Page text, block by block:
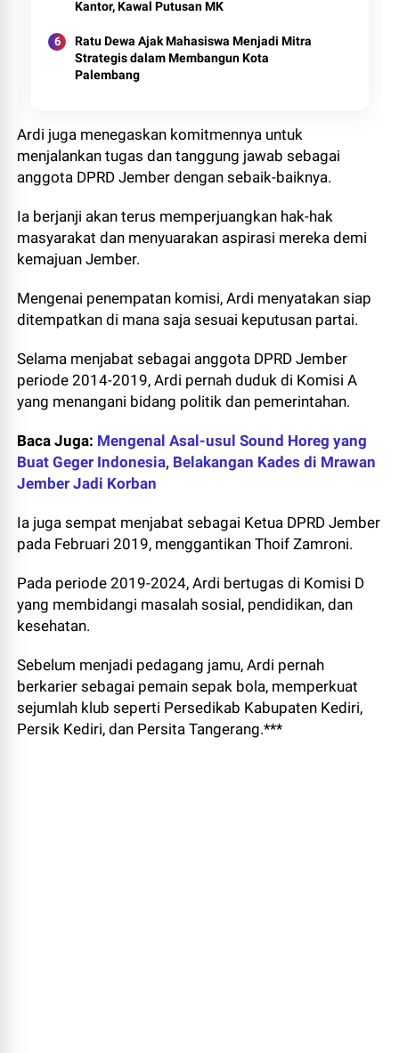
Kantor, Kawal Putusan MK
Ratu Dewa Ajak Mahasiswa Menjadi Mitra
Strategis dalam Membangun Kota
Palembang
Ardi juga menegaskan komitmennya untuk
menjalankan tugas dan tanggung jawab sebagai
anggota DPRD Jember dengan sebaik-baiknya.
Ia berjanji akan terus memperjuangkan hak-hak
masyarakat dan menyuarakan aspirasi mereka demi
kemajuan Jember.
Mengenai penempatan komisi, Ardi menyatakan siap
ditempatkan di mana saja sesuai keputusan partai.
Selama menjabat sebagai anggota DPRD Jember
periode 2014-2019, Ardi pernah duduk di Komisi A
yang menangani bidang politik dan pemerintahan.
Baca Juga: Mengenal Asal-usul Sound Horeg yang
Buat Geger Indonesia, Belakangan Kades di Mrawan
Jember Jadi Korban
Ia juga sempat menjabat sebagai Ketua DPRD Jember
pada Februari 2019, menggantikan Thoif Zamroni.
Pada periode 2019-2024, Ardi bertugas di Komisi D
yang membidangi masalah sosial, pendidikan, dan
kesehatan.
Sebelum menjadi pedagang jamu, Ardi pernah
berkarier sebagai pemain sepak bola, memperkuat
sejumlah klub seperti Persedikab Kabupaten Kediri,
Persik Kediri, dan Persita Tangerang.***